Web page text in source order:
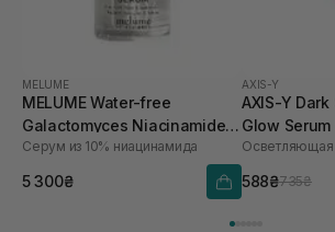
MELUME
MELUME Water-free
Galactomyces Niacinamide
Serum 30 мл
Серум из 10% ниацинамида
5 300₴
AXIS-Y
AXIS-Y
Glow
588₴735₴